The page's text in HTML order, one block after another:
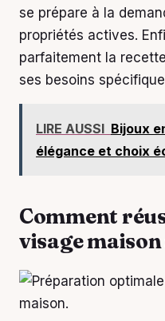
se prépare à la
propriétés actives.
parfaitement la
ses besoins
LIRE AUSSI Bijoux
élégance et choix
Comment
visage maison